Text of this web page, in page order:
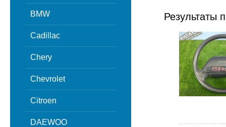
BMW
Cadillac
Chery
Chevrolet
Citroen
DAEWOO
Результаты